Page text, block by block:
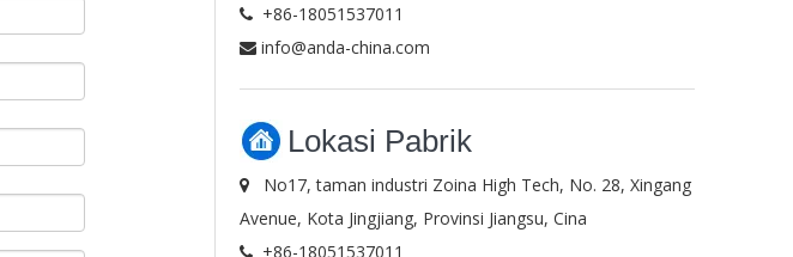
 +86-18051537011
 info@anda-china.com
Lokasi Pabrik
 No17, taman industri Zoina High Tech, No. 28, Xingang
Avenue, Kota Jingjiang, Provinsi Jiangsu, Cina
 +86-18051537011